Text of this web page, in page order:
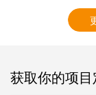
获取你的项目